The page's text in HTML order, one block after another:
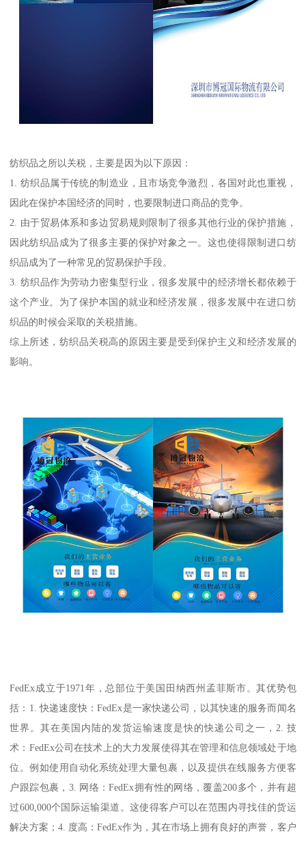
纺织品之所以关税，主要是因为以下原因：
1. 纺织品属于传统的制造业，且市场竞争激烈，各国对此也重视，
因此在保护本国经济的同时，也要限制进口商品的竞争。
2. 由于贸易体系和多边贸易规则限制了很多其他行业的保护措施，
因此纺织品成为了很多主要的保护对象之一。这也使得限制进口纺
织品成为了一种常见的贸易保护手段。
3. 纺织品作为劳动力密集型行业，很多发展中的经济增长都依赖于
这个产业。为了保护本国的就业和经济发展，很多发展中在进口纺
织品的时候会采取的关税措施。
综上所述，纺织品关税高的原因主要是受到保护主义和经济发展的
影响。
FedEx成立于1971年，总部位于美国田纳西州孟菲斯市。其优势包
括：1. 快递速度快：FedEx是一家快递公司，以其快速的服务而闻名
世界。其在美国内陆的发货运输速度是快的快递公司之一，2. 技
术：FedEx公司在技术上的大力发展使得其在管理和信息领域处于地
位。例如使用自动化系统处理大量包裹，以及提供在线服务方便客
户跟踪包裹，3. 网络：FedEx拥有性的网络，覆盖200多个，并有超
过600,000个国际运输渠道。这使得客户可以在范围内寻找佳的货运
解决方案；4. 度高：FedEx作为，其在市场上拥有良好的声誉，客户